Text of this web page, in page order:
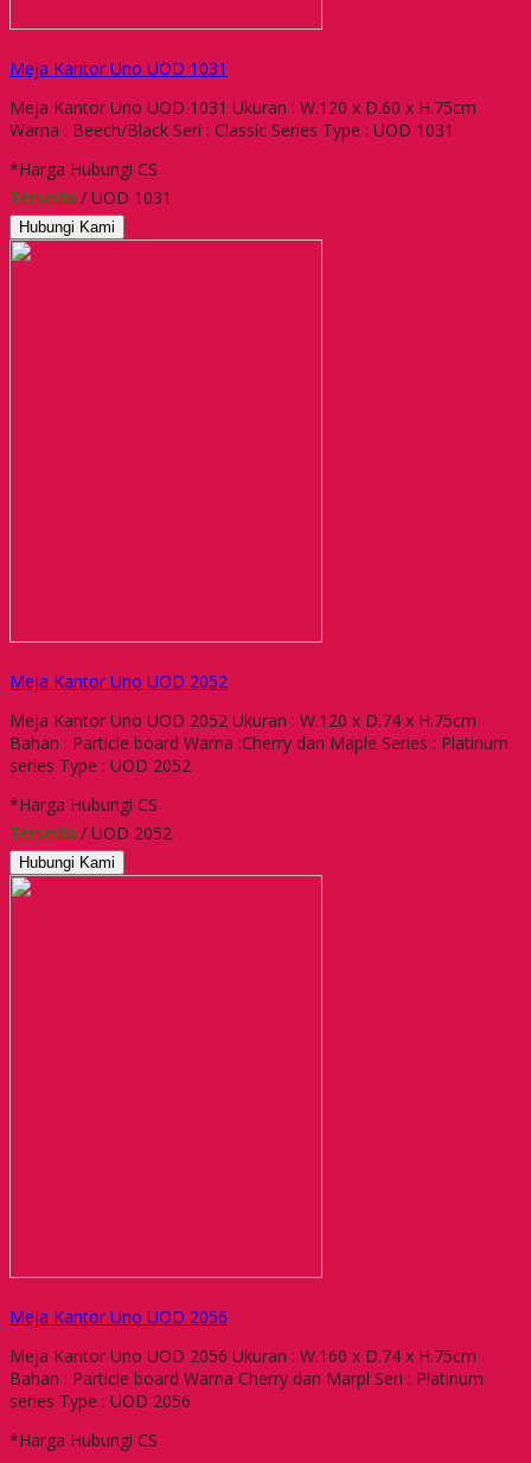
Meja Kantor Uno UOD 1031
Meja Kantor Uno UOD 1031 Ukuran : W.120 x D.60 x H.75cm
Warna : Beech/Black Seri : Classic Series Type : UOD 1031
*Harga Hubungi CS
Tersedia / UOD 1031
Hubungi Kami
Meja Kantor Uno UOD 2052
Meja Kantor Uno UOD 2052 Ukuran : W.120 x D.74 x H.75cm
Bahan : Particle board Warna :Cherry dan Maple Series : Platinum
series Type : UOD 2052
*Harga Hubungi CS
Tersedia / UOD 2052
Hubungi Kami
Meja Kantor Uno UOD 2056
Meja Kantor Uno UOD 2056 Ukuran : W.160 x D.74 x H.75cm
Bahan : Particle board Warna Cherry dan Marpl Seri : Platinum
series Type : UOD 2056
*Harga Hubungi CS